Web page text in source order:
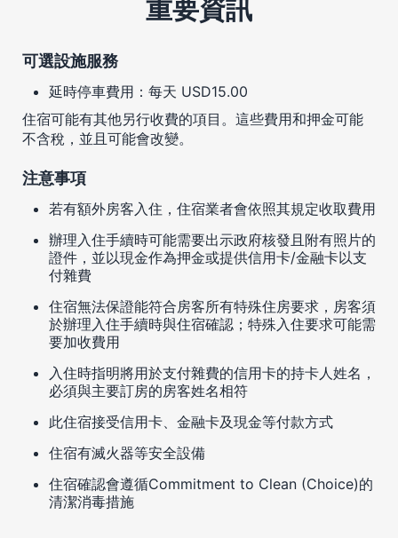
重要資訊
可選設施服務
延時停車費用：每天 USD15.00
住宿可能有其他另行收費的項目。這些費用和押金可能
不含稅，並且可能會改變。
注意事項
若有額外房客入住，住宿業者會依照其規定收取費用
辦理入住手續時可能需要出示政府核發且附有照片的
證件，並以現金作為押金或提供信用卡/金融卡以支
付雜費
住宿無法保證能符合房客所有特殊住房要求，房客須
於辦理入住手續時與住宿確認；特殊入住要求可能需
要加收費用
入住時指明將用於支付雜費的信用卡的持卡人姓名，
必須與主要訂房的房客姓名相符
此住宿接受信用卡、金融卡及現金等付款方式
住宿有滅火器等安全設備
住宿確認會遵循Commitment to Clean (Choice)的
清潔消毒措施